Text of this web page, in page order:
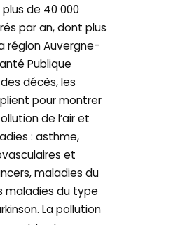
de 40 000
par an, dont plus
région Auvergne-
Publique
décès, les
pour montrer
de l’air et
: asthme,
et
maladies du
maladies du type
La pollution